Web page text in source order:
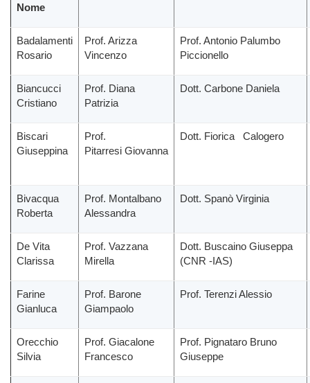
Nome
Badalamenti
Rosario
Prof. Arizza
Vincenzo
Prof. Antonio Palumbo
Piccionello
Biancucci
Cristiano
Prof. Diana
Patrizia
Dott. Carbone Daniela
Biscari
Giuseppina
Prof.
Pitarresi Giovanna
Dott. Fiorica Calogero
Bivacqua
Roberta
Prof. Montalbano
Alessandra
Dott. Spanò Virginia
De Vita
Clarissa
Prof. Vazzana
Mirella
Dott. Buscaino Giuseppa
(CNR -IAS)
Farine
Gianluca
Prof. Barone
Giampaolo
Prof. Terenzi Alessio
Orecchio
Silvia
Prof. Giacalone
Francesco
Prof. Pignataro Bruno
Giuseppe